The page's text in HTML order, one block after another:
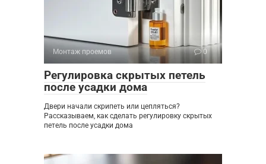
Монтаж проемов 0
Регулировка скрытых петель
после усадки дома
Двери начали скрипеть или цепляться?
Рассказываем, как сделать регулировку скрытых
петель после усадки дома